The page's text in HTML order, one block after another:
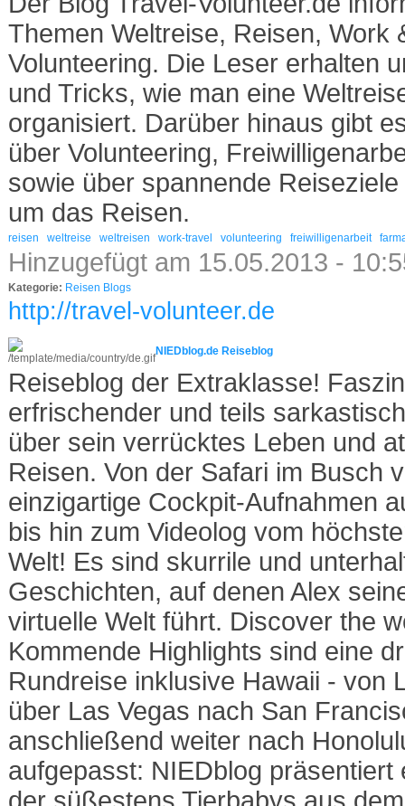
Themen Weltreise, Reisen, Work
Volunteering. Die Leser erhalten
und Tricks, wie man eine
organisiert. Darüber hinaus gibt
über Volunteering,
sowie über spannende
um das Reisen.
reisen weltreise weltreisen work-travel volunteering freiwilligenarbeit
Hinzugefügt am 15.05.2013 -
Kategorie: Reisen Blogs
http://travel-volunteer.de
NIEDblog.de Reiseblog
Reiseblog der Extraklasse!
erfrischender und teils
über sein verrücktes Leben und
Reisen. Von der Safari im Busch
einzigartige Cockpit-Aufnahmen
bis hin zum Videolog vom
Welt! Es sind skurrile und
Geschichten, auf denen Alex
virtuelle Welt führt. Discover the
Kommende Highlights sind eine
Rundreise inklusive Hawaii - von
über Las Vegas nach San
anschließend weiter nach
aufgepasst: NIEDblog präsentiert